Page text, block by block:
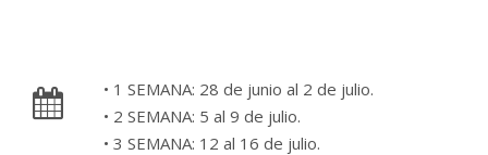
• 1 SEMANA: 28 de junio al 2 de julio.
• 2 SEMANA: 5 al 9 de julio.
• 3 SEMANA: 12 al 16 de julio.